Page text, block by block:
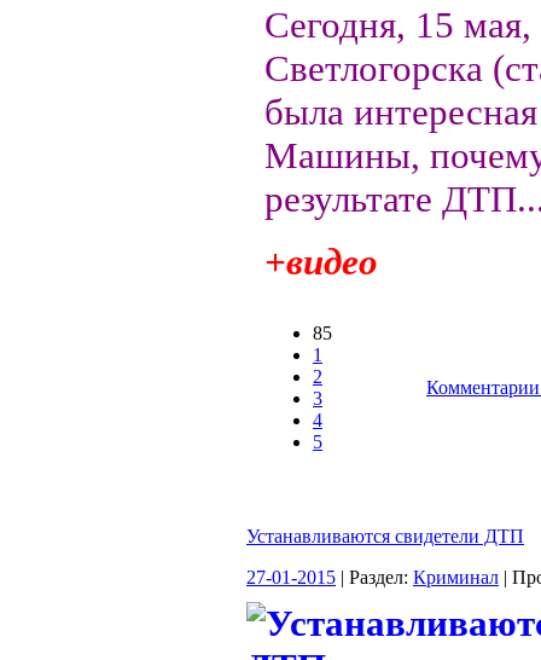
Сегодня, 15 мая,
Светлогорска
была
Машины,
результате
+видео
85
1
2
3
4
5
Устанавливаются свидетели ДТП
27-01-2015 | Раздел: Криминал |